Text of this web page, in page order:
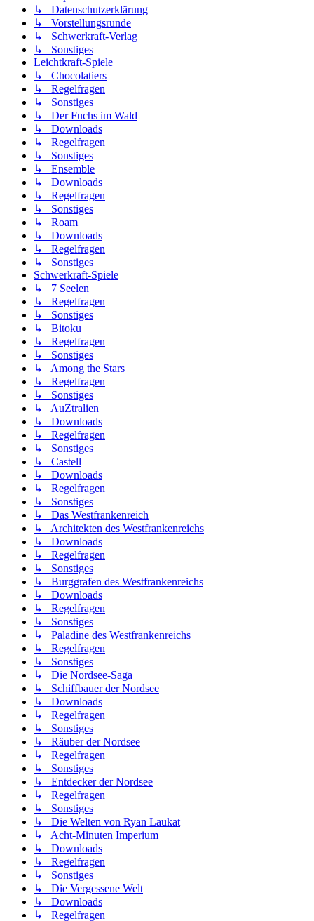
↳ Datenschutzerklärung
↳ Vorstellungsrunde
↳ Schwerkraft-Verlag
↳ Sonstiges
Leichtkraft-Spiele
↳ Chocolatiers
↳ Regelfragen
↳ Sonstiges
↳ Der Fuchs im Wald
↳ Downloads
↳ Regelfragen
↳ Sonstiges
↳ Ensemble
↳ Downloads
↳ Regelfragen
↳ Sonstiges
↳ Roam
↳ Downloads
↳ Regelfragen
↳ Sonstiges
Schwerkraft-Spiele
↳ 7 Seelen
↳ Regelfragen
↳ Sonstiges
↳ Bitoku
↳ Regelfragen
↳ Sonstiges
↳ Among the Stars
↳ Regelfragen
↳ Sonstiges
↳ AuZtralien
↳ Downloads
↳ Regelfragen
↳ Sonstiges
↳ Castell
↳ Downloads
↳ Regelfragen
↳ Sonstiges
↳ Das Westfrankenreich
↳ Architekten des Westfrankenreichs
↳ Downloads
↳ Regelfragen
↳ Sonstiges
↳ Burggrafen des Westfrankenreichs
↳ Downloads
↳ Regelfragen
↳ Sonstiges
↳ Paladine des Westfrankenreichs
↳ Regelfragen
↳ Sonstiges
↳ Die Nordsee-Saga
↳ Schiffbauer der Nordsee
↳ Downloads
↳ Regelfragen
↳ Sonstiges
↳ Räuber der Nordsee
↳ Regelfragen
↳ Sonstiges
↳ Entdecker der Nordsee
↳ Regelfragen
↳ Sonstiges
↳ Die Welten von Ryan Laukat
↳ Acht-Minuten Imperium
↳ Downloads
↳ Regelfragen
↳ Sonstiges
↳ Die Vergessene Welt
↳ Downloads
↳ Regelfragen